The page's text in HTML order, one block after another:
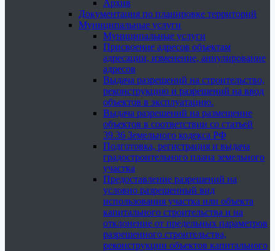
Архив
Документация по планировке территорий
Муниципальные услуги
Муниципальные услуги
Присвоение адресов объектам
адресации, изменение, аннулирование
адресов
Выдача разрешений на строительство,
реконструкцию и разрешений на ввод
объектов в эксплуатацию.
Выдача разрешений на размещение
объектов в соответствии со статьей
39.36 Земельного кодекса РФ
Подготовка, регистрация и выдача
градостроительного плана земельного
участка
Предоставление разрешений на
условно разрешенный вид
использования участка или объекта
капитального строительства и на
отклонение от предельных параметров
разрешенного строительства,
реконструкции объектов капитального